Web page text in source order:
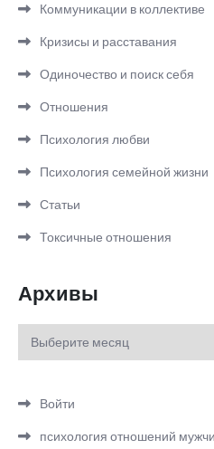
Коммуникации в коллективе
Кризисы и расставания
Одиночество и поиск себя
Отношения
Психология любви
Психология семейной жизни
Статьи
Токсичные отношения
Архивы
Архивы
Войти
психология отношений